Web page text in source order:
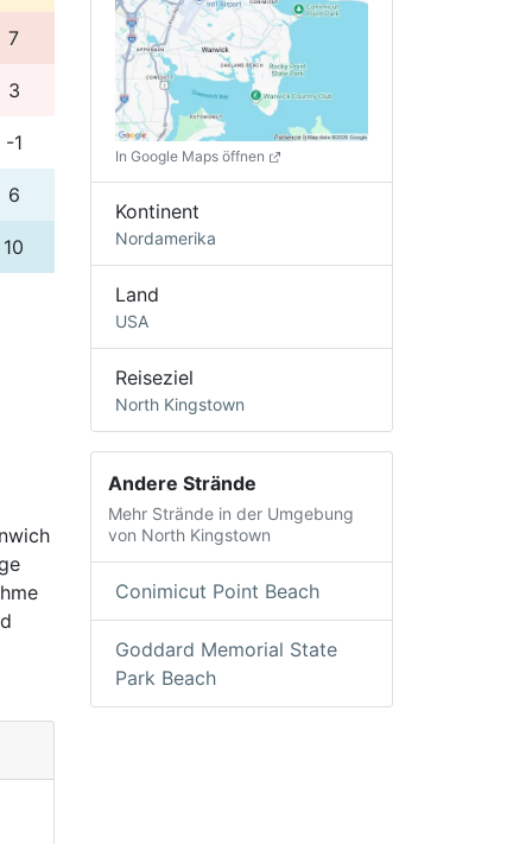
7
3
-1
6
10
In Google Maps öffnen
Kontinent
Nordamerika
Land
USA
Reiseziel
North Kingstown
Andere Strände
Mehr Strände in der Umgebung
von North Kingstown
Conimicut Point Beach
Goddard Memorial State
Park Beach